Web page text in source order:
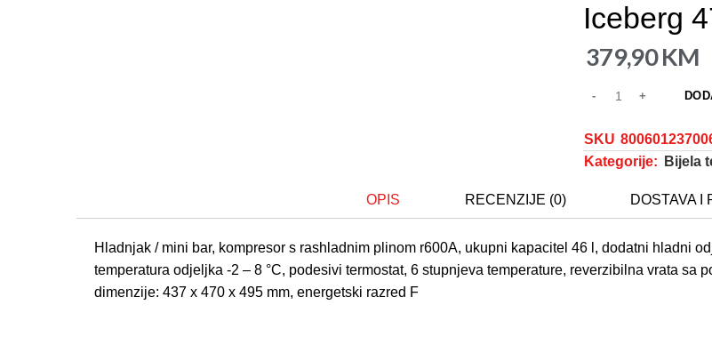
Iceberg
379,90KM
SKU
Kategorije:
Bijela
OPIS RECENZIJE (0) DOSTAVA I
Hladnjak / mini bar, kompresor s rashladnim plinom r600A, ukupni kapacitel 46 l, dodatni hladni
temperatura odjeljka -2 – 8 °C, podesivi termostat, 6 stupnjeva temperature, reverzibilna vrata sa
dimenzije: 437 x 470 x 495 mm, energetski razred F